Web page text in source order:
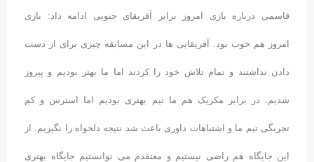
قاسمی درباره بازی امروز برابر آفریقای جنوبی ادامه داد: بازی
امروز هم خوب بود. آفریقایی ها در این مسابقه چیزی برای از دست
دادن نداشتند و تمام تلاش خود را کردند اما ما بهتر بودیم و پیروز
شدیم. در برابر مکزیک هم ما تیم بهتری بودیم اما استرس و کم
تجربگی تیم ما و اشتباهات داوری باعث شد نتیجه دلخواه را نگیریم. از
این جایگاه هم راضی نیستیم و معتقدم می توانستیم جایگاه بهتری